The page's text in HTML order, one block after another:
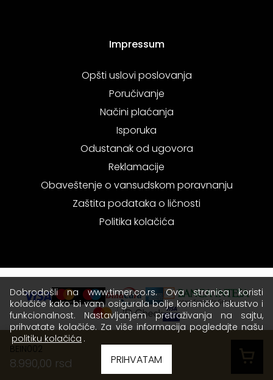
BEIN002
8.990,00 rsd
Impressum
Opšti uslovi poslovanja
Poručivanje
Načini plaćanja
Isporuka
Odustanak od ugovora
Reklamacije
Obaveštenje o vansudskom poravnanju
Zaštita podataka o ličnosti
Politika kolačića
Copyright © 2026 Timer - Sva prava zadržana.
Dobrodošli na www.timer.co.rs. Ova stranica koristi
kolačiće kako bi vam osigurala bolje korisničko iskustvo i
funkcionalnost. Nastavljanjem pretraživanja na sajtu,
prihvatate kolačiće. Za više informacija pogledajte našu
politiku kolačića .
PRIHVATAM